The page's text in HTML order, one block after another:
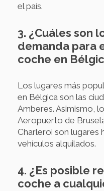
el país.
3. ¿Cuáles son
demanda para
coche en
Los lugares más
en Bélgica son las
Amberes. Asimismo,
Aeropuerto de
Charleroi son lugares
vehículos alquilados.
4. ¿Es posible
coche a